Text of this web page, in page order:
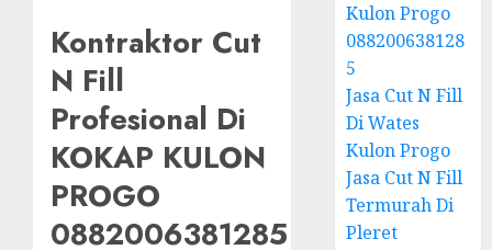
Kontraktor Cut
N Fill
Profesional Di
KOKAP KULON
PROGO
0882006381285
Kulon Progo
088200638128
5
Jasa Cut N Fill
Di Wates
Kulon Progo
Jasa Cut N Fill
Termurah Di
Pleret